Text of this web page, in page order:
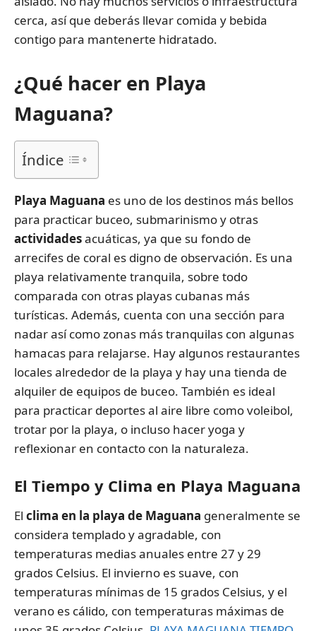
cerca, así que deberás llevar comida y bebida
contigo para mantenerte hidratado.
¿Qué hacer en Playa
Maguana?
Índice
Playa Maguana es uno de los destinos más bellos
para practicar buceo, submarinismo y otras
actividadesacuáticas, ya que su fondo de
arrecifes de coral es digno de observación. Es una
playa relativamente tranquila, sobre todo
comparada con otras playas cubanas más
turísticas. Además, cuenta con una sección para
nadar así como zonas más tranquilas con algunas
hamacas para relajarse. Hay algunos restaurantes
locales alrededor de la playa y hay una tienda de
alquiler de equipos de buceo. También es ideal
para practicar deportes al aire libre como voleibol,
trotar por la playa, o incluso hacer yoga y
reflexionar en contacto con la naturaleza.
El Tiempo y Clima en Playa Maguana
El clima en la playa de Maguana generalmente se
considera templado y agradable, con
temperaturas medias anuales entre 27 y 29
grados Celsius. El invierno es suave, con
temperaturas mínimas de 15 grados Celsius, y el
verano es cálido, con temperaturas máximas de